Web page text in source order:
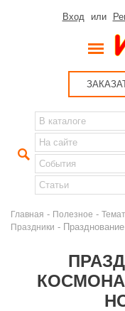
Вход или
Главная - Полезное -
Праздники -